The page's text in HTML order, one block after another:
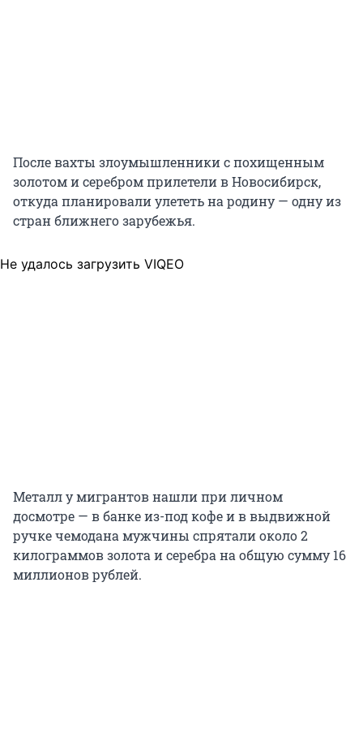
После вахты злоумышленники с похищенным
золотом и серебром прилетели в Новосибирск,
откуда планировали улететь на родину — одну из
стран ближнего зарубежья.
Не удалось загрузить VIQEO
Металл у мигрантов нашли при личном
досмотре — в банке из-под кофе и в выдвижной
ручке чемодана мужчины спрятали около 2
килограммов золота и серебра на общую сумму 16
миллионов рублей.